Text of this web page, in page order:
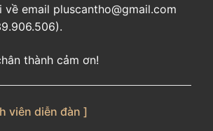
email pluscantho@gmail.com
thành cảm ơn!
viên diễn đàn ]